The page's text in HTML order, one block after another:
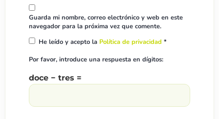
Guarda mi nombre, correo electrónico y web en este
navegador para la próxima vez que comente.
He leído y acepto la Política de privacidad *
Por favor, introduce una respuesta en dígitos:
doce − tres =